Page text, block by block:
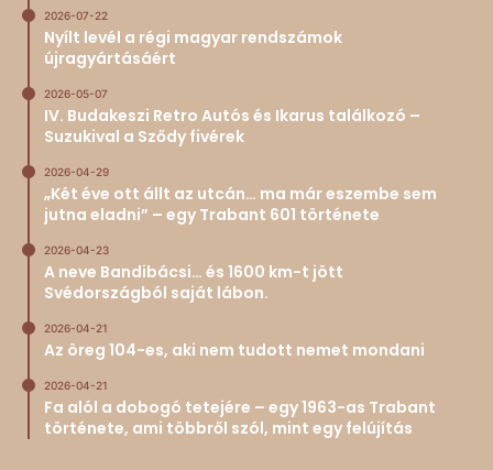
2026-07-22
Nyílt levél a régi magyar rendszámok
újragyártásáért
2026-05-07
IV. Budakeszi Retro Autós és Ikarus találkozó –
Suzukival a Sződy fivérek
2026-04-29
„Két éve ott állt az utcán… ma már eszembe sem
jutna eladni” – egy Trabant 601 története
2026-04-23
A neve Bandibácsi… és 1600 km-t jött
Svédországból saját lábon.
2026-04-21
Az öreg 104-es, aki nem tudott nemet mondani
2026-04-21
Fa alól a dobogó tetejére – egy 1963-as Trabant
története, ami többről szól, mint egy felújítás